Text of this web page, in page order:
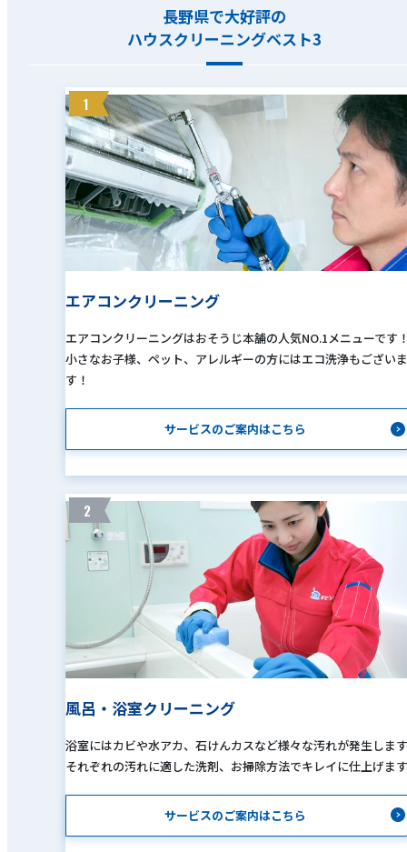
長野県で大好評の
ハウスクリーニングベスト3
1
エアコンクリーニング
エアコンクリーニングはおそうじ本舗の人気NO.1メニューです
小さなお子様、ペット、アレルギーの方にはエコ洗浄もございま
す！
サービスのご案内はこちら
2
風呂・浴室クリーニング
浴室にはカビや水アカ、石けんカスなど様々な汚れが発生しま
それぞれの汚れに適した洗剤、お掃除方法でキレイに仕上げま
サービスのご案内はこちら